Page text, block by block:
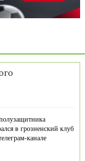
в грозненский клуб
канале